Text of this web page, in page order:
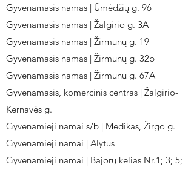
Gyvenamasis namas | Ūmėdžių g. 96
Gyvenamasis namas | Žalgirio g. 3A
Gyvenamasis namas | Žirmūnų g. 19
Gyvenamasis namas | Žirmūnų g. 32b
Gyvenamasis namas | Žirmūnų g. 67A
Gyvenamasis, komercinis centras | Žalgirio-
Kernavės g.
Gyvenamieji namai s/b | Medikas, Žirgo g.
Gyvenamieji namai | Alytus
Gyvenamieji namai | Bajorų kelias Nr.1; 3; 5;